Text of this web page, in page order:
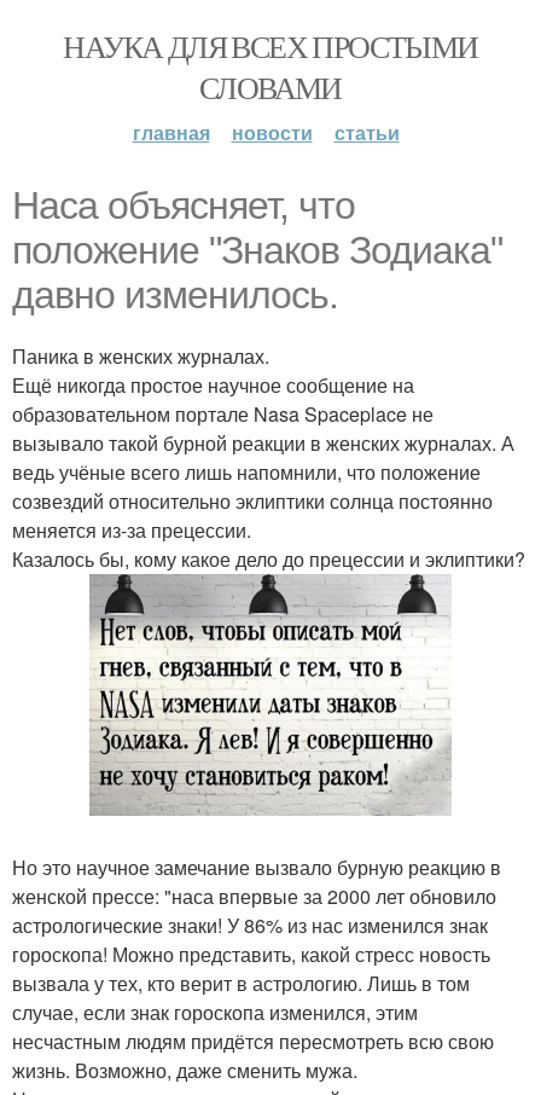
НАУКА ДЛЯ ВСЕХ ПРОСТЫМИ
СЛОВАМИ
главная новости статьи
Наса объясняет, что
положение "Знаков Зодиака"
давно изменилось.
Паника в женских журналах.
Ещё никогда простое научное сообщение на
образовательном портале Nasa Spaceplace не
вызывало такой бурной реакции в женских журналах. А
ведь учёные всего лишь напомнили, что положение
созвездий относительно эклиптики солнца постоянно
меняется из-за прецессии.
Казалось бы, кому какое дело до прецессии и эклиптики?
Но это научное замечание вызвало бурную реакцию в
женской прессе: "наса впервые за 2000 лет обновило
астрологические знаки! У 86% из нас изменился знак
гороскопа! Можно представить, какой стресс новость
вызвала у тех, кто верит в астрологию. Лишь в том
случае, если знак гороскопа изменился, этим
несчастным людям придётся пересмотреть всю свою
жизнь. Возможно, даже сменить мужа.